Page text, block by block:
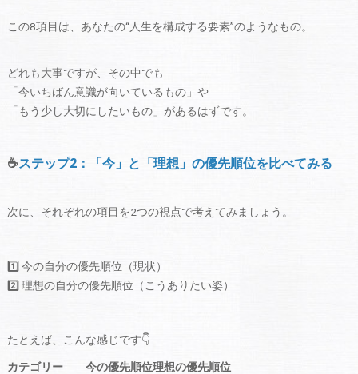
この8項目は、あなたの“人生を構成する要素”のようなもの。
どれも大事ですが、その中でも
「今いちばん意識が向いているもの」や
「もう少し大切にしたいもの」があるはずです。
☕ステップ2：「今」と「理想」の優先順位を比べてみる
次に、それぞれの項目を2つの視点で考えてみましょう。
1️⃣ 今の自分の優先順位（現状）
2️⃣ 理想の自分の優先順位（こうありたい姿）
たとえば、こんな感じです👇
カテゴリー 今の優先順位理想の優先順位